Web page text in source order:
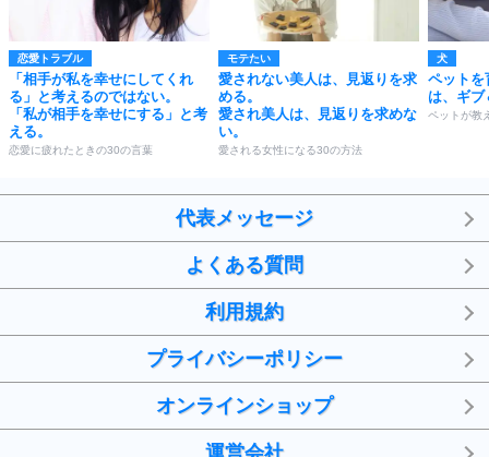
恋愛トラブル
「相手が私を幸せにしてくれ
る」と考えるのではない。
「私が相手を幸せにする」と考
える。
恋愛に疲れたときの30の言葉
モテたい
愛されない美人は、見返りを求
める。
愛され美人は、見返りを求めな
い。
愛される女性になる30の方法
犬
ペットを
は、ギブ
ペットが教
代表メッセージ
よくある質問
利用規約
プライバシーポリシー
オンラインショップ
運営会社